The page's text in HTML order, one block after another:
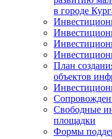
в городе
План
объектов
Свободные
площадки
Формы